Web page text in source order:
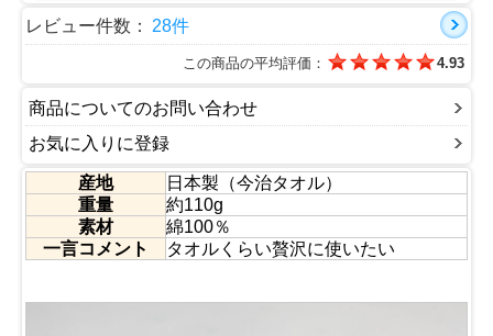
にしか認定されません。
あ。これ使ってよかったな・・・。 そう思ってもらえる
タオルであればうれしいです。
■認定番号：第2019-1382号
●刺繍加工も行います
専用ページはこちら
レビュー件数： 28件
この商品の平均評価： 4.93
商品についてのお問い合わせ
お気に入りに登録
産地
日本製（今治タオル）
重量
約110g
素材
綿100％
一言コメント
タオルくらい贅沢に使いたい